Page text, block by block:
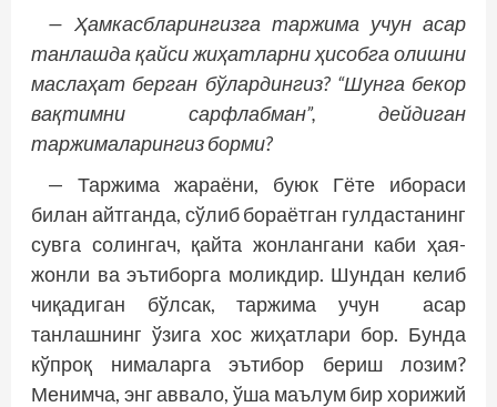
— Ҳамкасбларингизга таржима учун асар
танлашда қайси жиҳатларни ҳисобга олишни
маслаҳат берган бўлардингиз? “Шунга бекор
вақтимни сарфлабман”, дейдиган
таржималарингиз борми?
— Таржима жараёни, буюк Гёте ибораси
билан айтганда, сўлиб бораётган гулдастанинг
сувга солингач, қайта жонлангани каби ҳая­
жонли ва эътиборга моликдир. Шундан келиб
чиқадиган бўлсак, таржима учун асар
танлашнинг ўзига хос жиҳатлари бор. Бунда
кўпроқ нималарга эътибор бериш лозим?
Менимча, энг аввало, ўша маълум бир хорижий